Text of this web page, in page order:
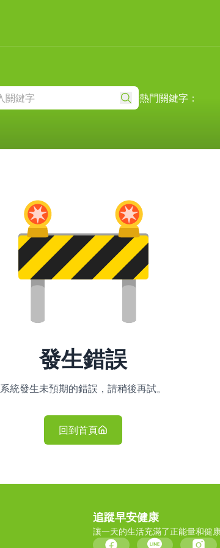
熱門關鍵字：
發生錯誤
系統發生未預期的錯誤，請稍後再試。
回到首頁
追蹤早安健康
讓一天的生活充滿了正能量和健